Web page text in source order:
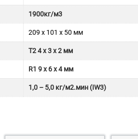
1900кг/м3
209 x 101 x 50 мм
T2 4 x 3 x 2 мм
R1 9 x 6 x 4 мм
1,0 – 5,0 кг/м2.мин (IW3)